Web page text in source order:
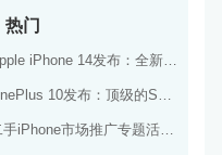
热门
Apple iPhone 14发布：全新的设计和优秀的相机能力
OnePlus 10发布：顶级的Snapdragon 898处理器和高品质视觉体验
二手iPhone市场推广专题活动，扩大品牌的影响力